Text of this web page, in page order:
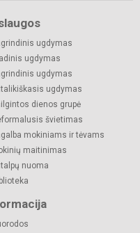
ugdymas
ugdymas
ugdymas
ugdymas
dienos grupė
švietimas
mokiniams ir tėvams
maitinimas
nuoma